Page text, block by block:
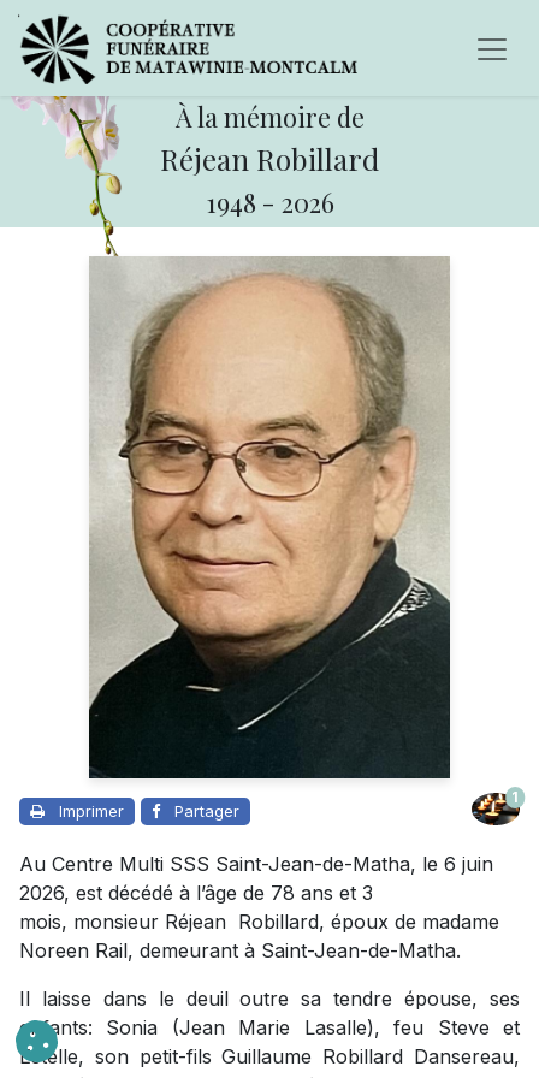
À la mémoire de
Réjean Robillard
1948 - 2026
Imprimer Partager
1
Au Centre Multi SSS Saint-Jean-de-Matha, le 6 juin
2026, est décédé à l’âge de 78 ans et 3
mois, monsieur Réjean Robillard, époux de madame
Noreen Rail, demeurant à Saint-Jean-de-Matha.
Il laisse dans le deuil outre sa tendre épouse, ses
enfants: Sonia (Jean Marie Lasalle), feu Steve et
Estelle, son petit-fils Guillaume Robillard Dansereau,